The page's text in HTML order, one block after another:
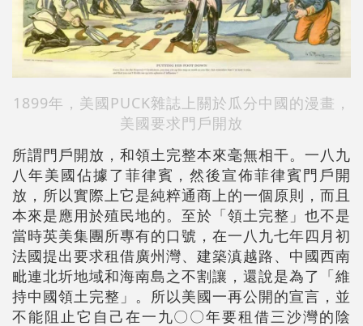
1899年，美國PUCK雜誌上關於瓜分中國的漫畫，
美國要求門戶開放
所謂門戶開放，和領土完整本來毫無相干。一八九
八年美國佔據了菲律賓，然後宣佈菲律賓門戶開
放，所以實際上它是純粹通商上的一個原則，而且
本來是應用於殖民地的。至於「領土完整」也不是
當時英美集團所專有的口號，在一八九七年四月初
法國提出要求租借廣州灣、建築滇越路、中國西南
毗連北圻地域和海南島之不割讓，還說是為了「維
持中國領土完整」。所以美國一再公開的宣言，並
不能阻止它自己在一九〇〇年要租借三沙灣的陰